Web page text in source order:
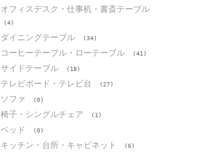
オフィスデスク・仕事机・書斎テーブル
(4)
ダイニングテーブル (34)
コーヒーテーブル・ローテーブル (41)
サイドテーブル (18)
テレビボード・テレビ台 (27)
ソファ (0)
椅子・シングルチェア (1)
ベッド (0)
キッチン・台所・キャビネット (6)